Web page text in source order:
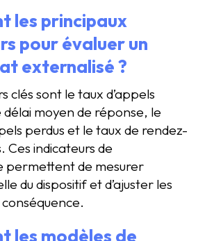
les principaux
pour évaluer un
externalisé ?
clés sont le taux d’appels
moyen de réponse, le
perdus et le taux de rendez-
Ces indicateurs de
permettent de mesurer
du dispositif et d’ajuster les
les modèles de